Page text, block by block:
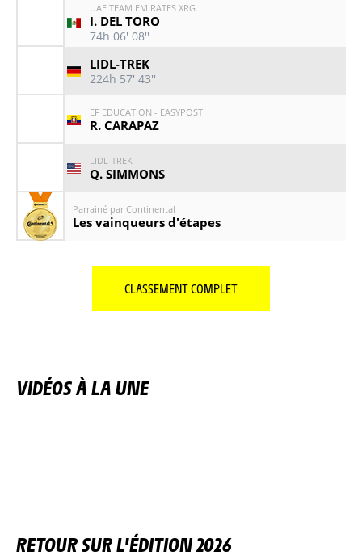
UAE TEAM EMIRATES XRG
I. DEL TORO
74h 06' 08''
LIDL-TREK
224h 57' 43''
EF EDUCATION - EASYPOST
R. CARAPAZ
LIDL-TREK
Q. SIMMONS
Parrainé par Continental
Les vainqueurs d'étapes
CLASSEMENT COMPLET
VIDÉOS À LA UNE
RETOUR SUR L'ÉDITION 2026